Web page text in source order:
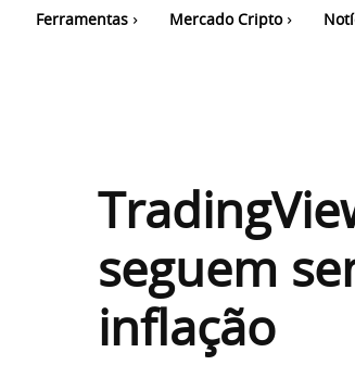
Ferramentas Mercado Cripto
seguem
inflação